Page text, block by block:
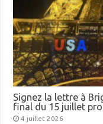
Signez la lettre à
final du 15 juillet
4 juillet 2026